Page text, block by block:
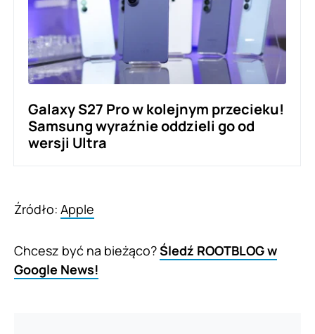
Galaxy S27 Pro w kolejnym przecieku!
Samsung wyraźnie oddzieli go od
wersji Ultra
Źródło: Apple
Chcesz być na bieżąco?Śledź ROOTBLOG w
Google News!